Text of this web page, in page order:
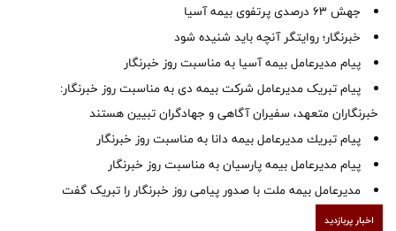
جهش ۶۳ درصدی پرتفوی بیمه آسیا
خبرنگار؛ روایتگر آنچه باید شنیده شود
پیام مدیرعامل بیمه آسیا به مناسبت روز خبرنگار
پیام تبریک مدیرعامل شرکت بیمه دی به مناسبت روز خبرنگار:
خبرنگاران متعهد، سفیران آگاهی و جهادگران تبیین هستند
پیام ‌تبریك‌ مدیرعامل بیمه دانا به مناسبت روز خبرنگار
پیام مدیرعامل بیمه پارسیان به مناسبت روز خبرنگار
مدیرعامل بیمه ملت با صدور پیامی روز خبرنگار را تبریک گفت
اخبار پربازدید